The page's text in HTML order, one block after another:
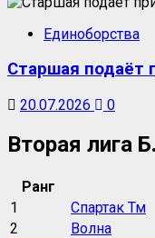
Единоборства
Старшая подаёт
20.07.2026 0
Вторая лига
Ранг
1
Спартак Тм
2
Волна